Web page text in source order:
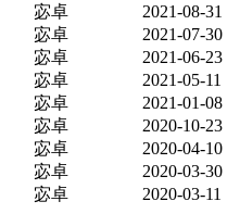
宓卓
2021-08-31
宓卓
2021-07-30
宓卓
2021-06-23
宓卓
2021-05-11
宓卓
2021-01-08
宓卓
2020-10-23
宓卓
2020-04-10
宓卓
2020-03-30
宓卓 2020-03-11